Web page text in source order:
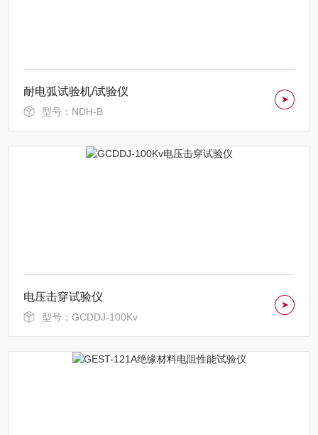
耐电弧试验机/试验仪
型号：NDH-B
电压击穿试验仪
型号：GCDDJ-100Kv